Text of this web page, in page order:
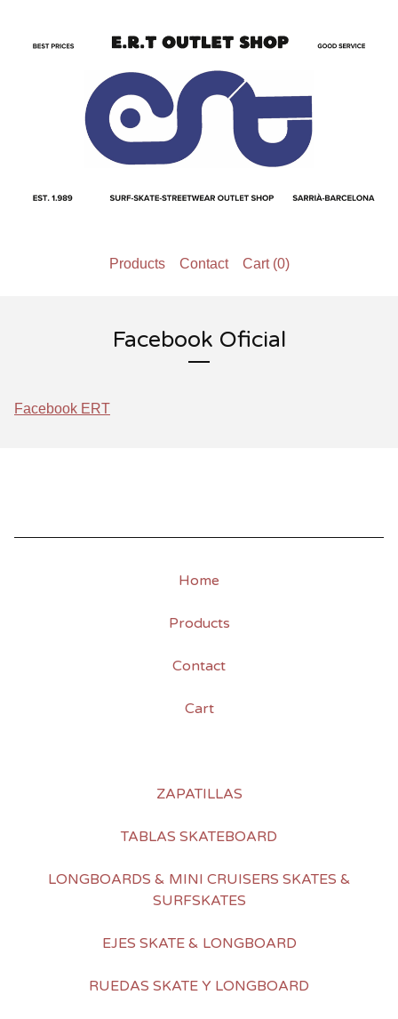
Products Contact Cart (0)
Facebook Oficial
Facebook ERT
Home
Products
Contact
Cart
ZAPATILLAS
TABLAS SKATEBOARD
LONGBOARDS & MINI CRUISERS SKATES &
SURFSKATES
EJES SKATE & LONGBOARD
RUEDAS SKATE Y LONGBOARD